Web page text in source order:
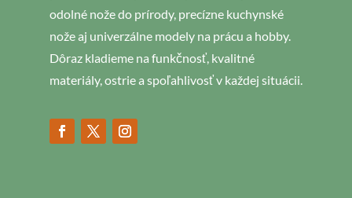
odolné nože do prírody, precízne kuchynské
nože aj univerzálne modely na prácu a hobby.
Dôraz kladieme na funkčnosť, kvalitné
materiály, ostrie a spoľahlivosť v každej situácii.